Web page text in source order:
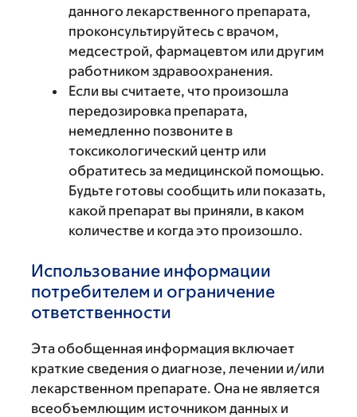
данного лекарственного препарата,
проконсультируйтесь с врачом,
медсестрой, фармацевтом или другим
работником здравоохранения.
Если вы считаете, что произошла
передозировка препарата,
немедленно позвоните в
токсикологический центр или
обратитесь за медицинской помощью.
Будьте готовы сообщить или показать,
какой препарат вы приняли, в каком
количестве и когда это произошло.
Использование информации
потребителем и ограничение
ответственности
Эта обобщенная информация включает
краткие сведения о диагнозе, лечении и/или
лекарственном препарате. Она не является
всеобъемлющим источником данных и